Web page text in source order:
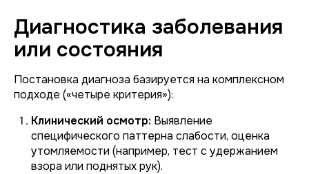
Диагностика заболевания
или состояния
Постановка диагноза базируется на комплексном
подходе («четыре критерия»):
Клинический осмотр: Выявление
специфического паттерна слабости, оценка
утомляемости (например, тест с удержанием
взора или поднятых рук).